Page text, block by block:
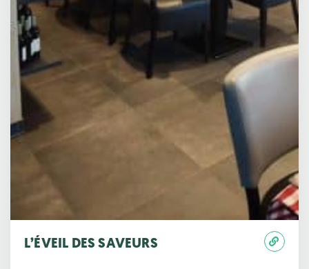
L’ÉVEIL DES SAVEURS